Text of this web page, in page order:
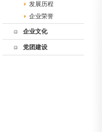
发展历程
企业荣誉
企业文化
党团建设